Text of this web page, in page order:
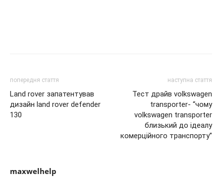
попередня стаття
Land rover запатентував
дизайн land rover defender
130
наступна стаття
Тест драйв volkswagen
transporter- “чому
volkswagen transporter
близький до ідеалу
комерційного транспорту”
maxwelhelp